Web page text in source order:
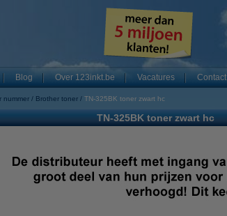
Blog Over 123inkt.be Vacatures Contact
nummer Brother toner TN-325BK toner zwart hc
TN-325BK toner zwart hc